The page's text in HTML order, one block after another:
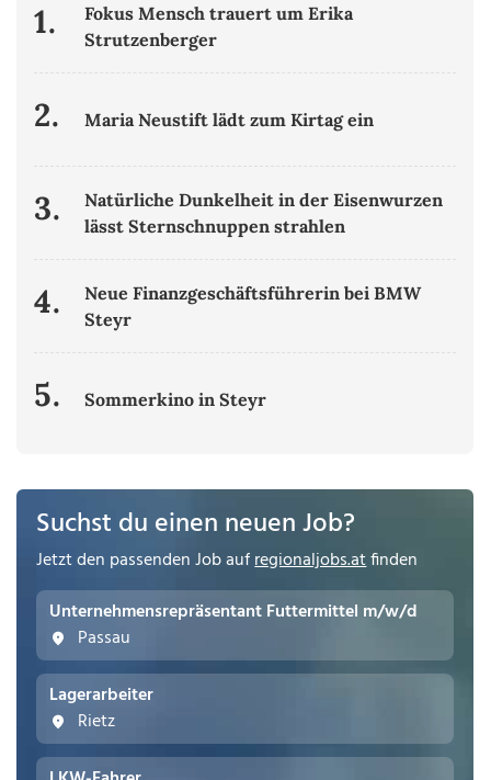
1.
Fokus Mensch trauert um Erika
Strutzenberger
2. Maria Neustift lädt zum Kirtag ein
3.
Natürliche Dunkelheit in der Eisenwurzen
lässt Sternschnuppen strahlen
4.
Neue Finanzgeschäftsführerin bei BMW
Steyr
5. Sommerkino in Steyr
Suchst du einen neuen Job?
Jetzt den passenden Job aufregionaljobs.atfinden
Unternehmensrepräsentant Futtermittel m/w/d
Passau
Lagerarbeiter
Rietz